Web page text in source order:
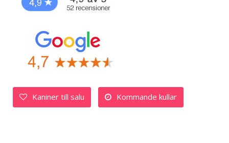
Kaniner till salu Kommande kullar